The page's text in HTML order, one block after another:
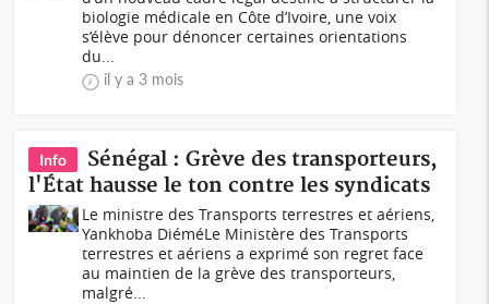
biologie médicale en Côte d’Ivoire, une voix
s’élève pour dénoncer certaines orientations
du...
il y a 3 mois
Info
Sénégal : Grève des transporteurs,
l'État hausse le ton contre les syndicats
Le ministre des Transports terrestres et aériens,
Yankhoba DiéméLe Ministère des Transports
terrestres et aériens a exprimé son regret face
au maintien de la grève des transporteurs,
malgré...